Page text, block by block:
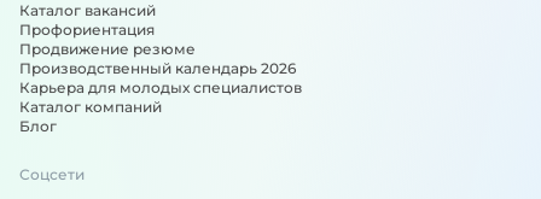
Каталог вакансий
Профориентация
Продвижение резюме
Производственный календарь 2026
Карьера для молодых специалистов
Каталог компаний
Блог
Соцсети